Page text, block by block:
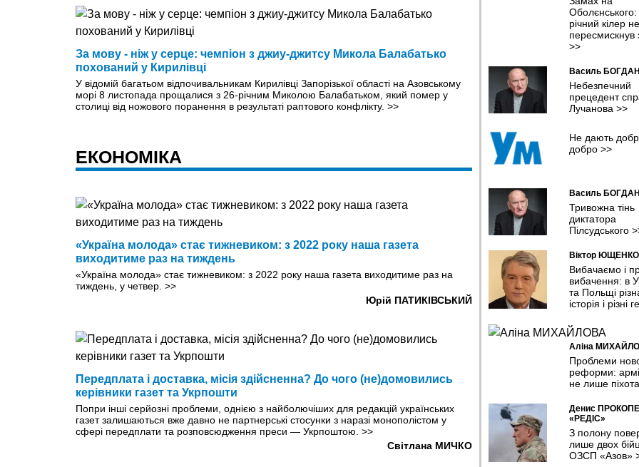
За мову - ніж у серце: чемпіон з джиу-джитсу Микола Балабатько
похований у Кирилівці
У відомій багатьом відпочивальникам Кирилівці Запорізької області на Азовському
морі 8 листопада прощалися з 26-річним Миколою Балабатьком, який помер у
столиці від ножового поранення в результаті раптового конфлікту. >>
ЕКОНОМІКА
«Україна молода» стає тижневиком: з 2022 року наша газета
виходитиме раз на тиждень
«Україна молода» стає тижневиком: з 2022 року наша газета виходитиме раз на
тиждень, у четвер. >>
Юрій ПАТИКІВСЬКИЙ
Передплата і доставка, місія здійсненна? До чого (не)домовились
керівники газет та Укрпошти
Попри інші серйозні проблеми, однією з найболючіших для редакцій українських
газет залишаються вже давно не партнерські стосунки з наразі монополістом у
сфері передплати та розповсюдження преси — Укрпоштою. >>
Світлана МИЧКО
Місіс Земля Інтернешенл-2026
Аномальна спека «накрила»
Європу: річки міліють,
на грані колапсу
16:47 04.08.2026
Висновки для майбутнього:
єврокубкову кваліфікацію
лише «Шахтар»?
16:19 04.08.2026
Уражено пункт
залізничний мости, та інші
противника – Генштаб
15:55 04.08.2026
Майже 1,4 тис. правоохоронців
підозрюється у зраді та
ворогом – ДБР
12:39 04.08.2026
У Ленінградській та Московській
на Самарщині – Сизранський
На Дніпропетровщині рашисти
по АЗС: загинули дорослі та
річний кілер не
пересмискнув
>>
Василь БОГДАН
Небезпечний
прецедент
Лучанова >>
Не дають
добро>>
Василь БОГДАН
Тривожна тінь
диктатора
Пілсудського
Віктор ЮЩЕНКО
Вибачаємо і
вибачення: в
та Польщі
історія і різні
Аліна
Проблеми
реформи:
не лише піхота
Денис
«РЕДІС»
З полону
лише двох
ОЗСП «Азов»